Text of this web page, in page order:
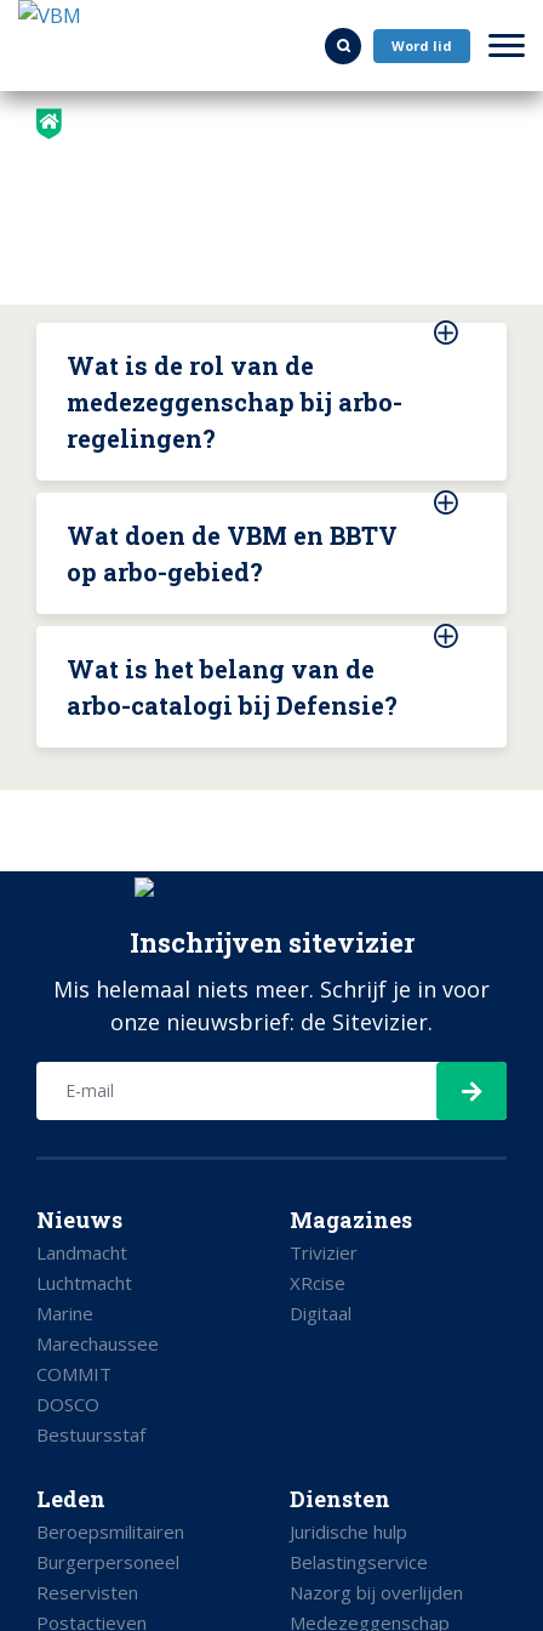
Word lid
Wat is de rol van de
medezeggenschap bij arbo-
regelingen?
Wat doen de VBM en BBTV
op arbo-gebied?
Wat is het belang van de
arbo-catalogi bij Defensie?
Inschrijven sitevizier
Mis helemaal niets meer. Schrijf je in voor
onze nieuwsbrief: de Sitevizier.
Nieuws
Landmacht
Luchtmacht
Marine
Marechaussee
COMMIT
DOSCO
Bestuursstaf
Magazines
Trivizier
XRcise
Digitaal
Leden
Beroepsmilitairen
Burgerpersoneel
Reservisten
Postactieven
Diensten
Juridische hulp
Belastingservice
Nazorg bij overlijden
Medezeggenschap